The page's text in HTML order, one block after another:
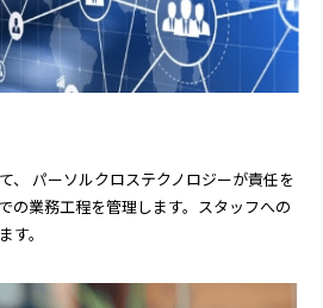
、 パーソルクロステクノロジーが責任を
の業務工程を管理します。スタッフへの
。